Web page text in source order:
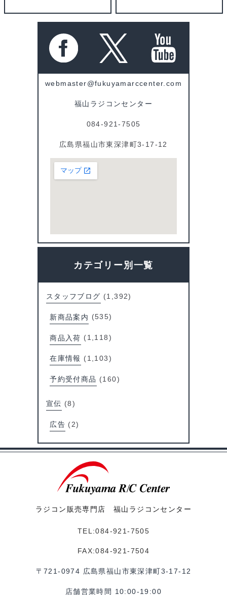
webmaster@fukuyamarccenter.com
福山ラジコンセンター
084-921-7505
広島県福山市東深津町3-17-12
カテゴリー別一覧
スタッフブログ (1,392)
新商品案内 (535)
商品入荷 (1,118)
在庫情報 (1,103)
予約受付商品 (160)
宣伝 (8)
広告 (2)
ラジコン販売専門店 福山ラジコンセンター
TEL:084-921-7505
FAX:084-921-7504
〒721-0974 広島県福山市東深津町3-17-12
店舗営業時間 10:00-19:00